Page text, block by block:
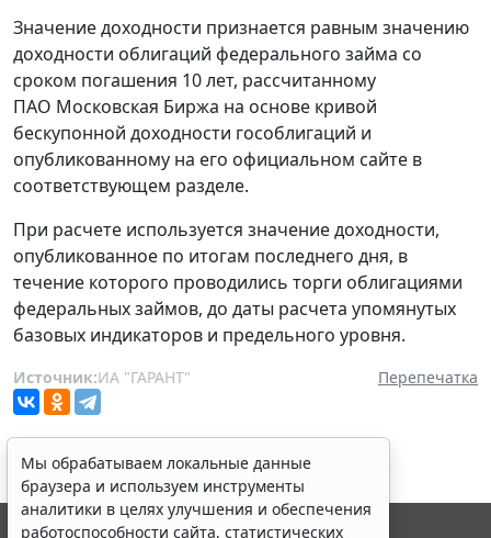
Значение доходности признается равным значению
доходности облигаций федерального займа со
сроком погашения 10 лет, рассчитанному
ПАО Московская Биржа на основе кривой
бескупонной доходности гособлигаций и
опубликованному на его официальном сайте в
соответствующем разделе.
При расчете используется значение доходности,
опубликованное по итогам последнего дня, в
течение которого проводились торги облигациями
федеральных займов, до даты расчета упомянутых
базовых индикаторов и предельного уровня.
Источник:ИА "ГАРАНТ" Перепечатка
Мы обрабатываем локальные данные
браузера и используем инструменты
аналитики в целях улучшения и обеспечения
работоспособности сайта, статистических